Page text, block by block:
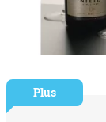
Plus